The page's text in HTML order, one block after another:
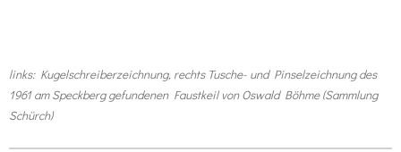
links: Kugelschreiberzeichnung, rechts Tusche- und Pinselzeichnung des
1961 am Speckberg gefundenen Faustkeil von Oswald Böhme (Sammlung
Schürch)